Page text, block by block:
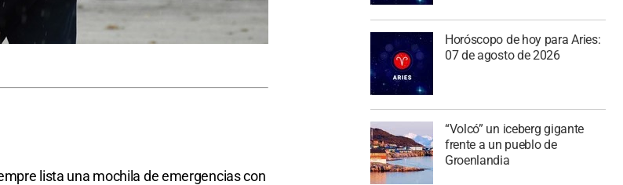
lista una mochila de emergencias con
Horóscopo de hoy para Aries:
07 de agosto de 2026
“Volcó” un iceberg gigante
frente a un pueblo de
Groenlandia